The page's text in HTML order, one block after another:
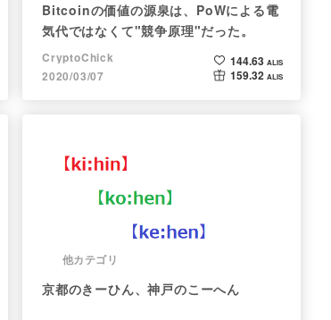
Bitcoinの価値の源泉は、PoWによる電
気代ではなくて"競争原理"だった。
CryptoChick
2020/03/07
144.63 ALIS
159.32 ALIS
他カテゴリ
京都のきーひん、神戸のこーへん